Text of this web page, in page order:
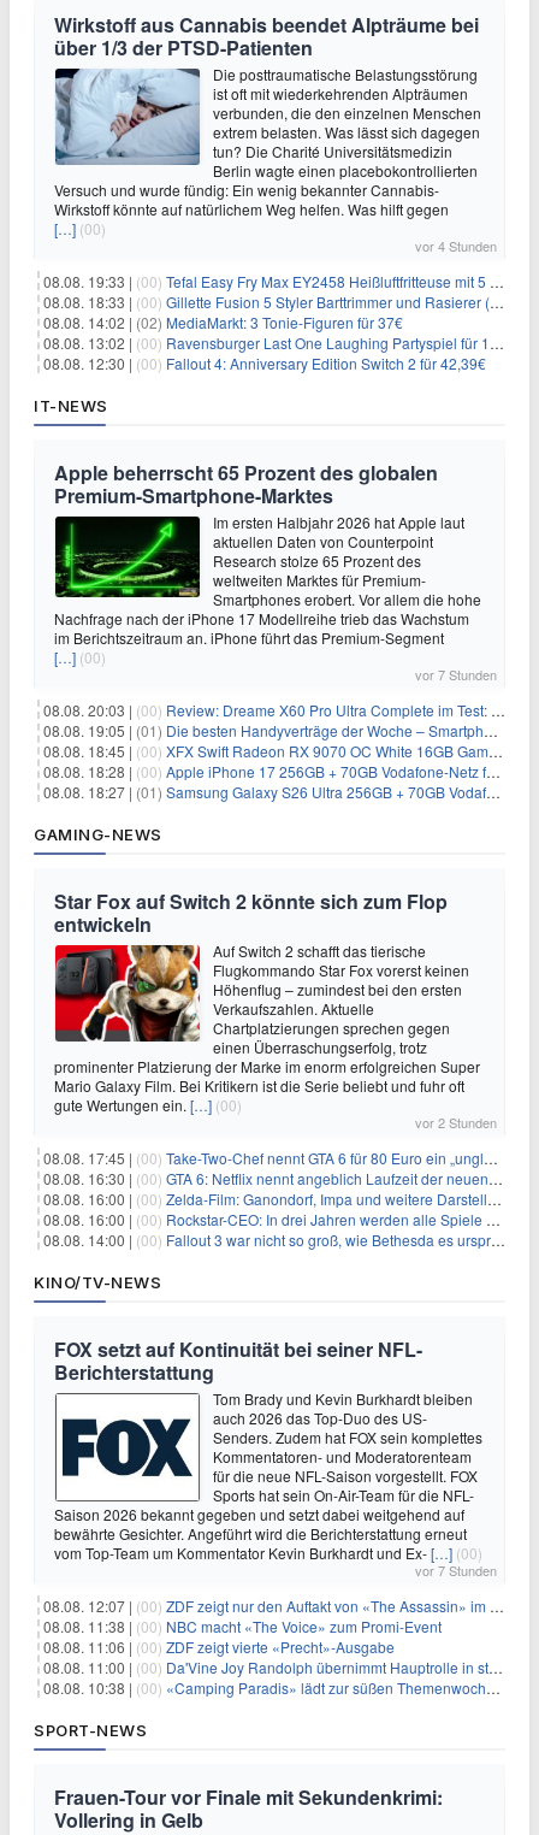
Wirkstoff aus Cannabis beendet Alpträume bei
über 1/3 der PTSD-Patienten
Die posttraumatische Belastungsstörung
ist oft mit wiederkehrenden Alpträumen
verbunden, die den einzelnen Menschen
extrem belasten. Was lässt sich dagegen
tun? Die Charité Universitätsmedizin
Berlin wagte einen placebokontrollierten
Versuch und wurde fündig: Ein wenig bekannter Cannabis-
Wirkstoff könnte auf natürlichem Weg helfen. Was hilft gegen
[…] (00)
vor 4 Stunden
08.08. 19:33 | (00) Tefal Easy Fry Max EY2458 Heißluftfritteuse mit 5 Litern für 64,99€
08.08. 18:33 | (00) Gillette Fusion 5 Styler Barttrimmer und Rasierer (All in One) für 16€
08.08. 14:02 | (02) MediaMarkt: 3 Tonie-Figuren für 37€
08.08. 13:02 | (00) Ravensburger Last One Laughing Partyspiel für 14,04€
08.08. 12:30 | (00) Fallout 4: Anniversary Edition Switch 2 für 42,39€
IT-NEWS
Apple beherrscht 65 Prozent des globalen
Premium-Smartphone-Marktes
Im ersten Halbjahr 2026 hat Apple laut
aktuellen Daten von Counterpoint
Research stolze 65 Prozent des
weltweiten Marktes für Premium-
Smartphones erobert. Vor allem die hohe
Nachfrage nach der iPhone 17 Modellreihe trieb das Wachstum
im Berichtszeitraum an. iPhone führt das Premium-Segment
[…] (00)
vor 7 Stunden
08.08. 20:03 | (00) Review: Dreame X60 Pro Ultra Complete im Test: 42.000 Pa, 100 °C Moppwäsche & erstaunlich viel Technik in nur 8,9 cm Höhe
08.08. 19:05 | (01) Die besten Handyverträge der Woche – Smartphone-Tarife & SIM-Only im Überblick
08.08. 18:45 | (00) XFX Swift Radeon RX 9070 OC White 16GB Gaming-Grafikkarte für 579€
08.08. 18:28 | (00) Apple iPhone 17 256GB + 70GB Vodafone-Netz für 34,99€/Monat (effektiv 6,41€/Monat)
08.08. 18:27 | (01) Samsung Galaxy S26 Ultra 256GB + 70GB Vodafone-Netz für 34,99€/Monat (effektiv 4,74€/Monat)
GAMING-NEWS
Star Fox auf Switch 2 könnte sich zum Flop
entwickeln
Auf Switch 2 schafft das tierische
Flugkommando Star Fox vorerst keinen
Höhenflug – zumindest bei den ersten
Verkaufszahlen. Aktuelle
Chartplatzierungen sprechen gegen
einen Überraschungserfolg, trotz
prominenter Platzierung der Marke im enorm erfolgreichen Super
Mario Galaxy Film. Bei Kritikern ist die Serie beliebt und fuhr oft
gute Wertungen ein. […] (00)
vor 2 Stunden
08.08. 17:45 | (00) Take-Two-Chef nennt GTA 6 für 80 Euro ein „unglaubliches Schnäppchen“
08.08. 16:30 | (00) GTA 6: Netflix nennt angeblich Laufzeit der neuen Gameplay-Präsentation
08.08. 16:00 | (00) Zelda-Film: Ganondorf, Impa und weitere Darsteller sollen feststehen
08.08. 16:00 | (00) Rockstar-CEO: In drei Jahren werden alle Spiele gestreamt
08.08. 14:00 | (00) Fallout 3 war nicht so groß, wie Bethesda es ursprünglich wollte
KINO/TV-NEWS
FOX setzt auf Kontinuität bei seiner NFL-
Berichterstattung
Tom Brady und Kevin Burkhardt bleiben
auch 2026 das Top-Duo des US-
Senders. Zudem hat FOX sein komplettes
Kommentatoren- und Moderatorenteam
für die neue NFL-Saison vorgestellt. FOX
Sports hat sein On-Air-Team für die NFL-
Saison 2026 bekannt gegeben und setzt dabei weitgehend auf
bewährte Gesichter. Angeführt wird die Berichterstattung erneut
vom Top-Team um Kommentator Kevin Burkhardt und Ex-[…] (00)
vor 7 Stunden
08.08. 12:07 | (00) ZDF zeigt nur den Auftakt von «The Assassin» im Fernsehen
08.08. 11:38 | (00) NBC macht «The Voice» zum Promi-Event
08.08. 11:06 | (00) ZDF zeigt vierte «Precht»-Ausgabe
08.08. 11:00 | (00) Da'Vine Joy Randolph übernimmt Hauptrolle in starbesetzter schwarzer Komödie
08.08. 10:38 | (00) «Camping Paradis» lädt zur süßen Themenwoche ein
SPORT-NEWS
Frauen-Tour vor Finale mit Sekundenkrimi:
Vollering in Gelb